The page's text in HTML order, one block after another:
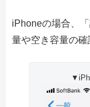
iPhoneの場合、
量や空き容量の確